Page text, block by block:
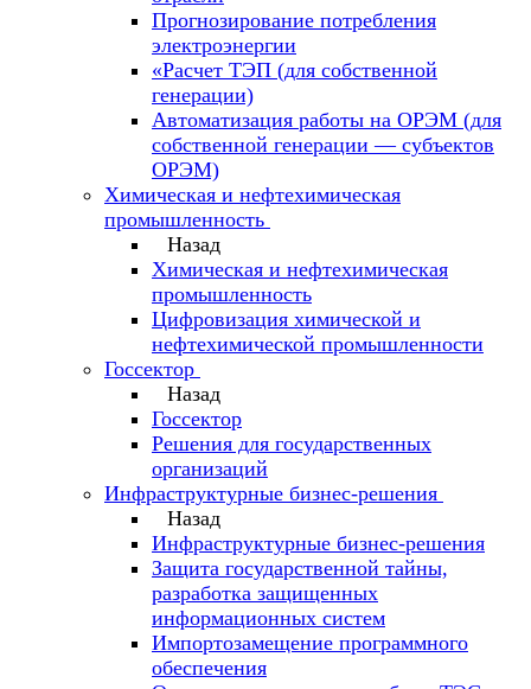
Прогнозирование потребления
электроэнергии
«Расчет ТЭП (для собственной
генерации)
Автоматизация работы на ОРЭМ (для
собственной генерации — субъектов
ОРЭМ)
Химическая и нефтехимическая
промышленность
Назад
Химическая и нефтехимическая
промышленность
Цифровизация химической и
нефтехимической промышленности
Госсектор
Назад
Госсектор
Решения для государственных
организаций
Инфраструктурные бизнес-решения
Назад
Инфраструктурные бизнес-решения
Защита государственной тайны,
разработка защищенных
информационных систем
Импортозамещение программного
обеспечения